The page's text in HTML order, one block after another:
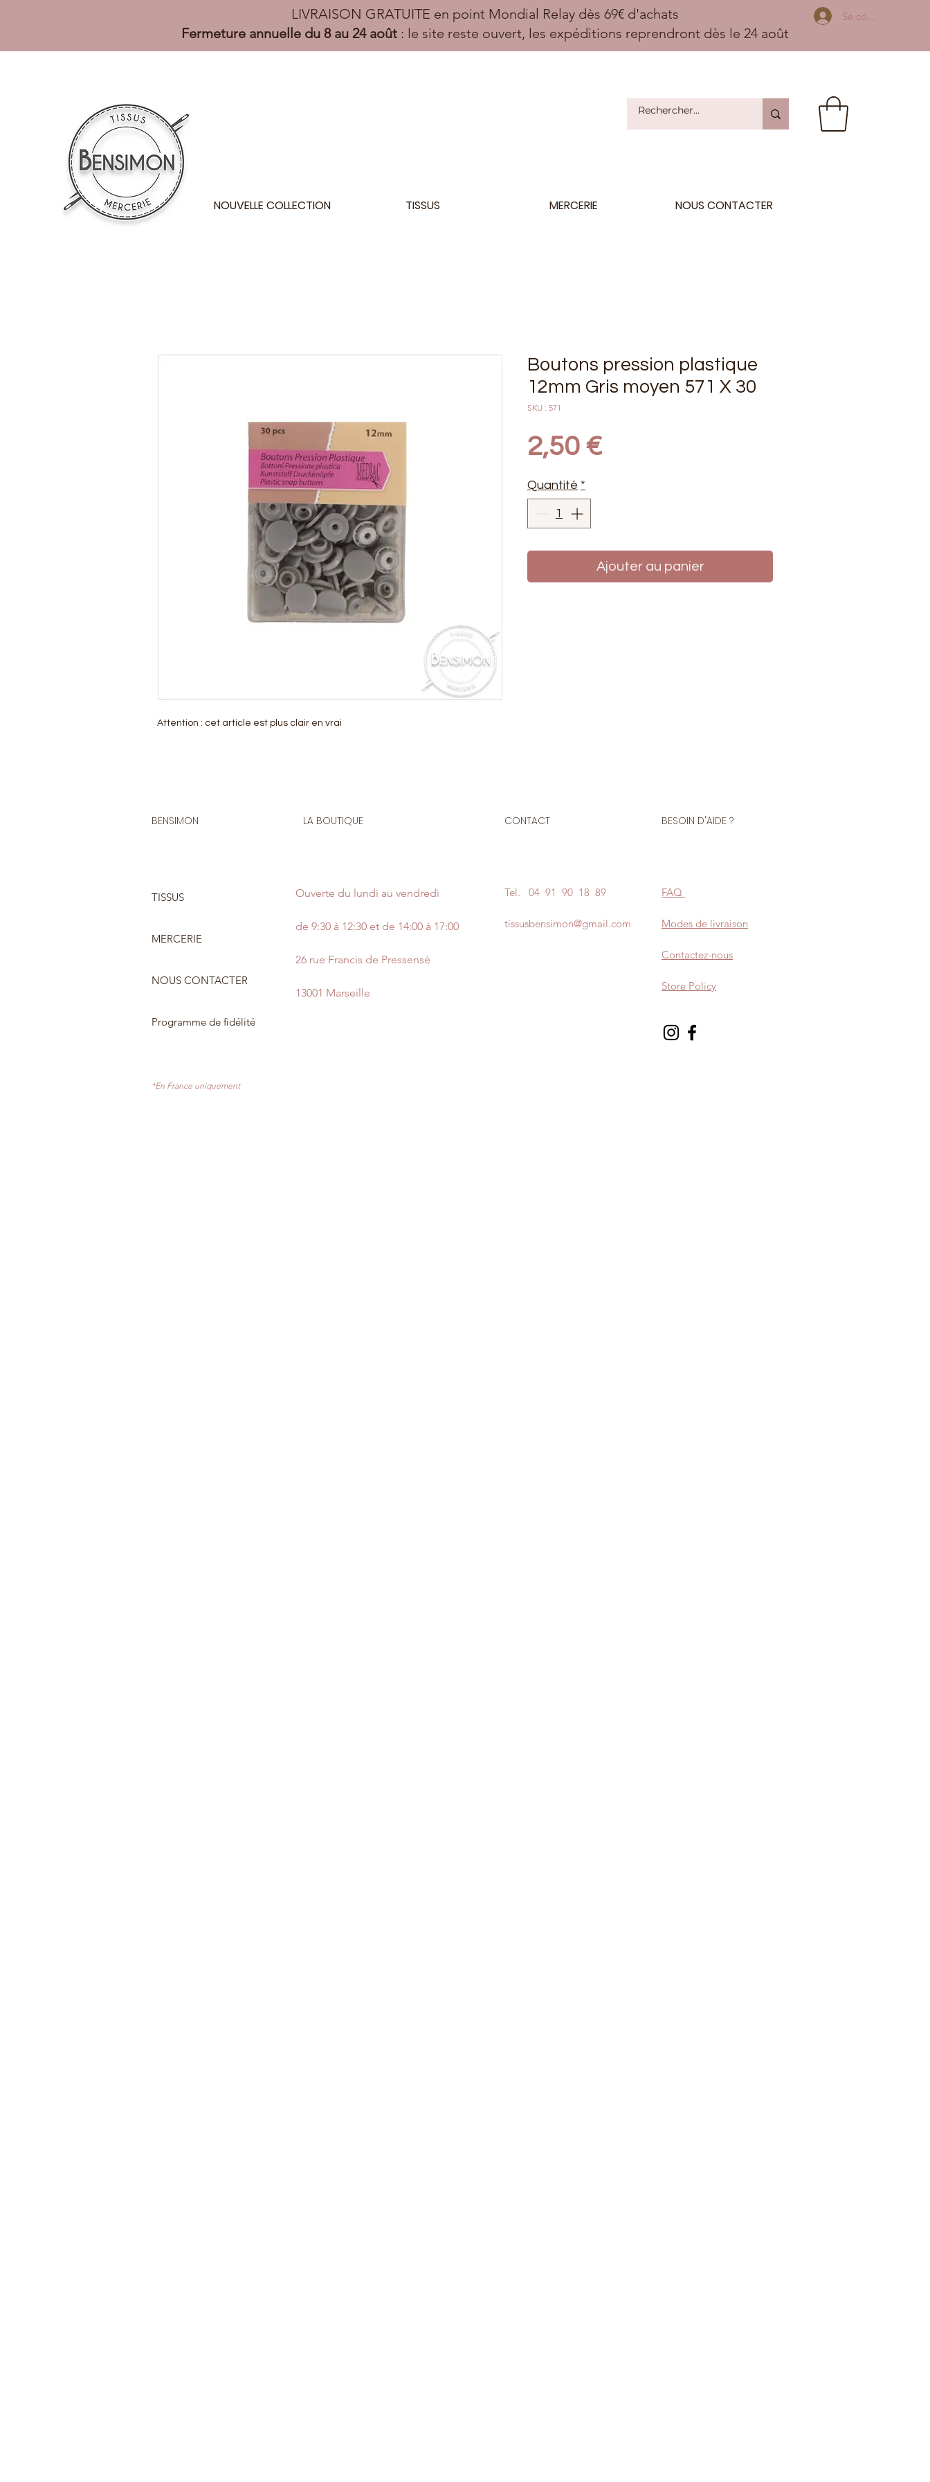
LIVRAISON GRATUITE en point Mondial Relay dès 69€ d'achats
Fermeture annuelle du 8 au 24 août: le site reste ouvert, les expéditions reprendront dès le 24 août
Se connecter
NOUVELLE COLLECTION TISSUS MERCERIE NOUS CONTACTER
Attention : cet article est plus clair en vrai
Boutons pression plastique
12mm Gris moyen 571 X 30
SKU : 571
2,50 €Prix
Quantité *
Ajouter au panier
BENSIMON
TISSUS
MERCERIE
NOUS CONTACTER
Programme de fidélité
LA BOUTIQUE
Ouverte du lundi au vendredi
de 9:30 à 12:30 et de 14:00 à 17:00
26 rue Francis de Pressensé
13001 Marseille
CONTACT BESOIN D'AIDE ?
Tel. 04 91 90 18 89
tissusbensimon@gmail.com
FAQ
Modes de livraison
Contactez-nous
Store Policy
*En France uniquement